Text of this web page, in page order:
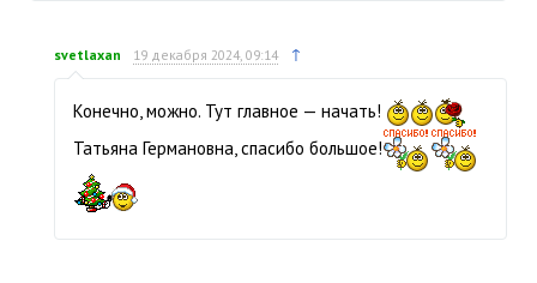
svetlaxan 19 декабря 2024, 09:14 ↑
Конечно, можно. Тут главное — начать!
Татьяна Германовна, спасибо большое!